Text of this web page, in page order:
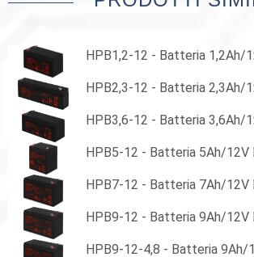
HPB1,2-12 - Batteria 1,2Ah/
HPB2,3-12 - Batteria 2,3Ah/
HPB3,6-12 - Batteria 3,6Ah/
HPB5-12 - Batteria 5Ah/12V
HPB7-12 - Batteria 7Ah/12V
HPB9-12 - Batteria 9Ah/12V
HPB9-12-4,8 - Batteria 9Ah/